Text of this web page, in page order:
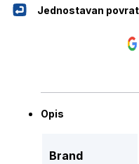
Jednostavan
Opis
Brand